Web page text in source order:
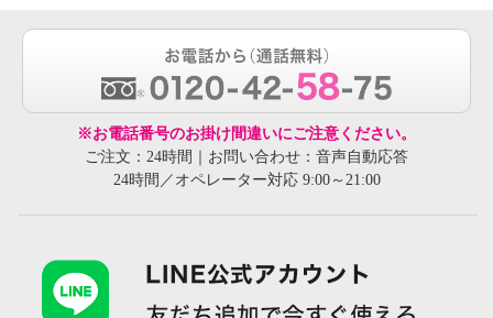
※お電話番号のお掛け間違いにご注意ください。
ご注文：24時間｜お問い合わせ：音声自動応答
24時間／オペレーター対応 9:00～21:00